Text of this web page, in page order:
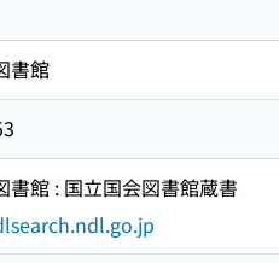
書館
書館 : 国立国会図書館蔵書